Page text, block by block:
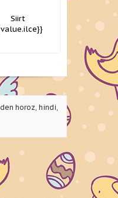
Siirt
horoz, hindi,